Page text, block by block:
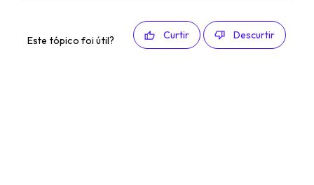
Este tópico foi útil? Curtir Descurtir